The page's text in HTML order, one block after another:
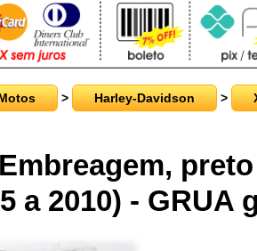
> Harley-Davidson >
a 2010) - GRUA